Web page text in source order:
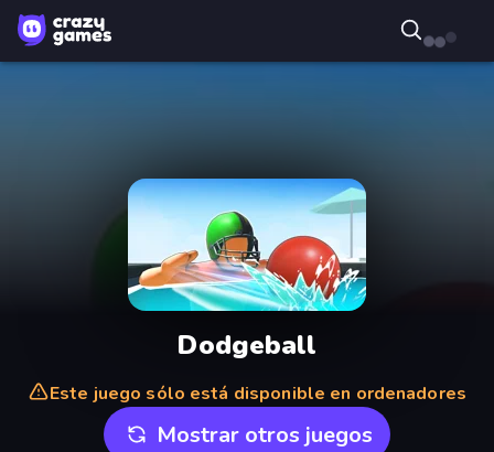
Dodgeball
Este juego sólo está disponible en ordenadores
Mostrar otros juegos